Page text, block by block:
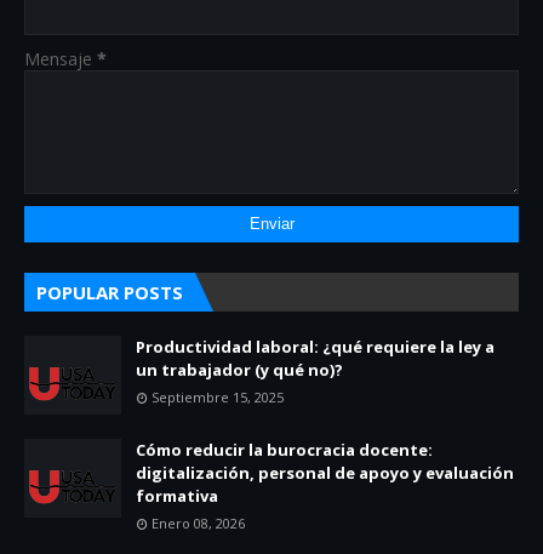
Mensaje *
POPULAR POSTS
Productividad laboral: ¿qué requiere la ley a
un trabajador (y qué no)?
Septiembre 15, 2025
Cómo reducir la burocracia docente:
digitalización, personal de apoyo y evaluación
formativa
Enero 08, 2026